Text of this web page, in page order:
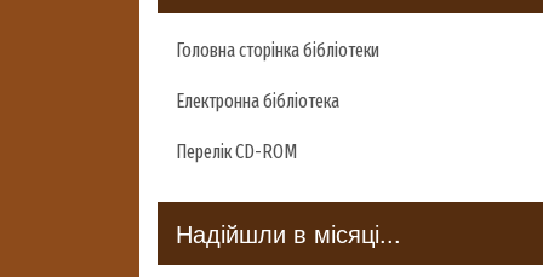
Головна сторінка бібліотеки
Електронна бібліотека
Перелік CD-ROM
Надійшли в місяці...